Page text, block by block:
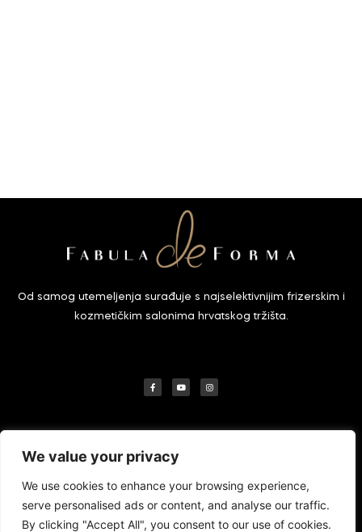
We value your privacy
We use cookies to enhance your browsing experience,
serve personalised ads or content, and analyse our traffic.
By clicking "Accept All", you consent to our use of cookies.
Od samog utemeljenja surađuje s najselektivnijim frizerskim i
kozmetičkim salonima hrvatskog tržišta.
c
e
b
-
u
t
u
s
t
a
m
Broj salona: 01/7890-250
Broj skladišta/veleprodaje: 01/4640-287